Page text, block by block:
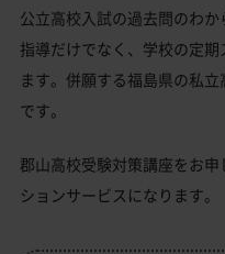
公立高校入試の過去問のわ
指導だけでなく、学校の定
ます。併願する福島県の私
です。
郡山高校受験対策講座をお
ションサービスになります。